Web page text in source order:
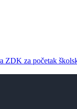
ZDK za početak